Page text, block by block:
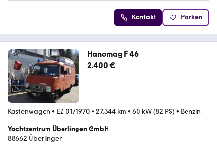
Kontakt Parken
Hanomag F 46
2.400 €
Kastenwagen • EZ 01/1970 • 27.344 km • 60 kW (82 PS) • Benzin
Yachtzentrum Überlingen GmbH
88662 Überlingen